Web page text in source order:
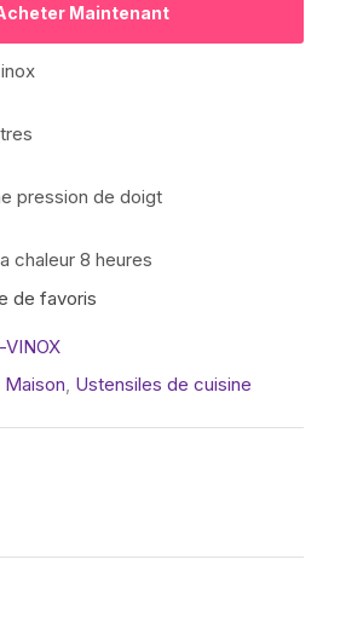
Maintenant
pression de doigt
chaleur 8 heures
de favoris
Maison, Ustensiles de cuisine